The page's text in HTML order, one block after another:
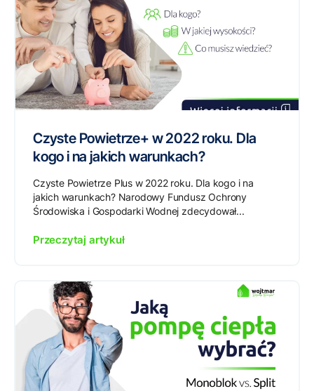
Czyste Powietrze+ w 2022 roku. Dla
kogo i na jakich warunkach?
Czyste Powietrze Plus w 2022 roku. Dla kogo i na
jakich warunkach? Narodowy Fundusz Ochrony
Środowiska i Gospodarki Wodnej zdecydował...
Przeczytaj artykuł